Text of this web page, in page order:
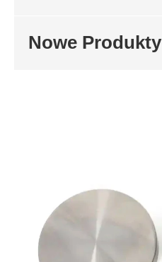
Nowe Produkty